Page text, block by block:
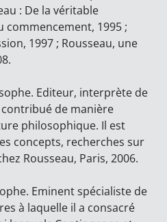
: De la véritable
commencement, 1995 ;
1997 ; Rousseau, une
Editeur, interprète de
contribué de manière
philosophique. Il est
concepts, recherches sur
Rousseau, Paris, 2006.
Eminent spécialiste de
à laquelle il a consacré